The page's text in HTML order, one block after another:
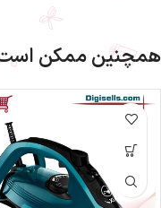
همچنین ممکن